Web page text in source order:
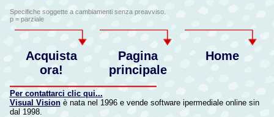
Specifiche soggette a cambiamenti senza preavviso.
p = parziale
Acquista
ora!
Pagina
principale
Home
Per contattarci clic qui...
Visual Visionè nata nel 1996 e vende software ipermediale online sin
dal 1998.